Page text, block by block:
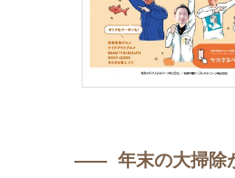
―― 年末の大掃除